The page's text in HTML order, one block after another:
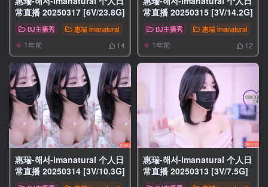
常直播 20250317 [6V/23.8G]
BJ主播秀 惠瑞 imanatural
1年前 14
常直播 20250315 [3V/14.2G]
BJ主播秀 惠瑞 imanatural
1年前 12
惠瑞-해서-imanatural 个人日
常直播 20250314 [3V/10.3G]
惠瑞-해서-imanatural 个人日
常直播 20250313 [3V/7.5G]